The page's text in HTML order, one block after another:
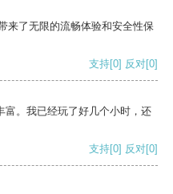
来了无限的流畅体验和安全性保
支持[0] 反对[0]
富。我已经玩了好几个小时，还
支持[0] 反对[0]